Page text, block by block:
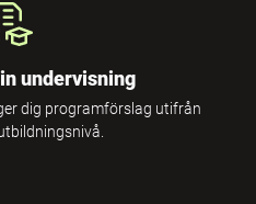
undervisning
dig programförslag utifrån